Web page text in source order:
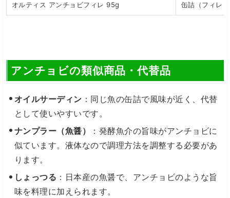
オルティス アンチョビフィレ 95g 缶詰（フィレ）
アンチョビの類似商品・代替品
オイルサーディン ：同じ魚の缶詰で風味が近く、代替
として使いやすいです。
ナンプラー（魚醤）
：発酵魚介の旨味がアンチョビに
似ています。液体なので調理方法を調整する必要があ
ります。
しょっつる ：日本産の魚醤で、アンチョビのような旨
味を料理に加えられます。